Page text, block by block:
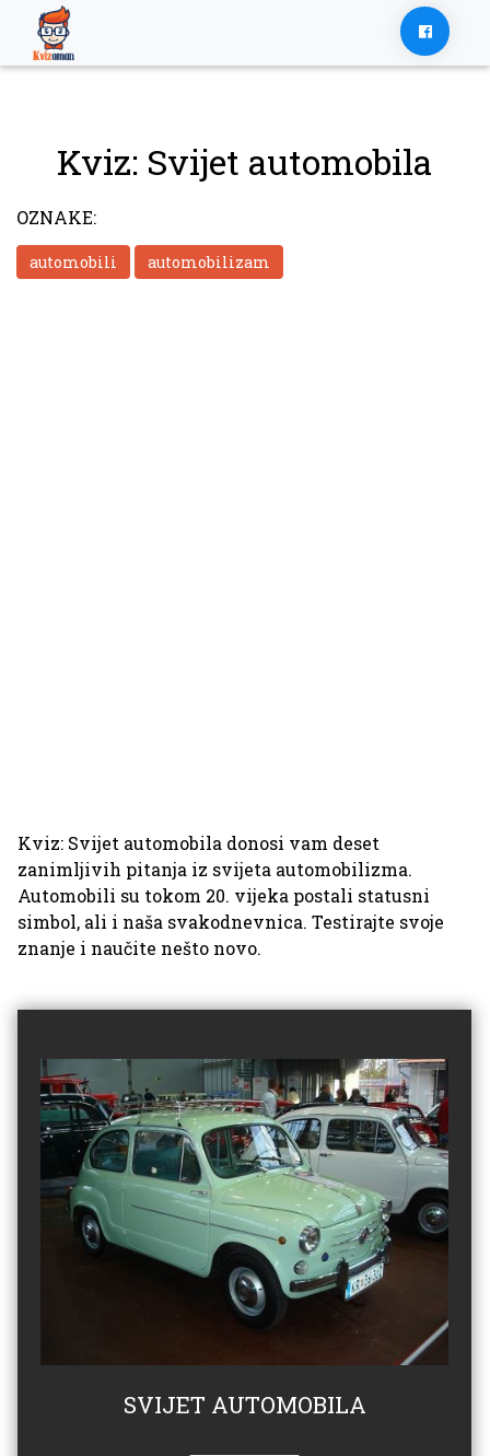
content
Kviz: Svijet automobila
OZNAKE:
automobili automobilizam
Kviz: Svijet automobila donosi vam deset
zanimljivih pitanja iz svijeta automobilizma.
Automobili su tokom 20. vijeka postali statusni
simbol, ali i naša svakodnevnica. Testirajte svoje
znanje i naučite nešto novo.
SVIJET AUTOMOBILA